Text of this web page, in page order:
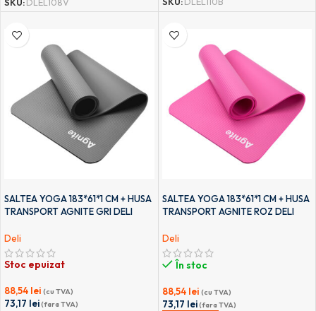
SALTEA YOGA 183*61*1 CM + HUSA
TRANSPORT AGNITE GRI DELI
Deli
Stoc epuizat
88,54 lei (cu TVA)
73,17 lei(fara TVA)
SALTEA YOGA 183*61*1 CM + HUSA
TRANSPORT AGNITE ROZ DELI
Deli
În stoc
88,54 lei (cu TVA)
73,17 lei(fara TVA)